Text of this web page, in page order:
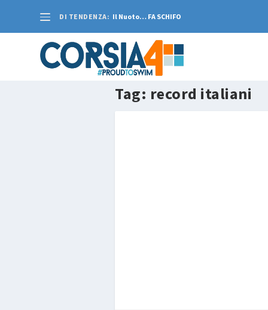
DI TENDENZA: Il Nuoto… FA SCHIFO
Tag: record italiani